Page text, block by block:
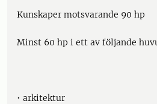
Kunskaper motsvarande 90 hp
Minst 60 hp i ett av följande
• arkitektur